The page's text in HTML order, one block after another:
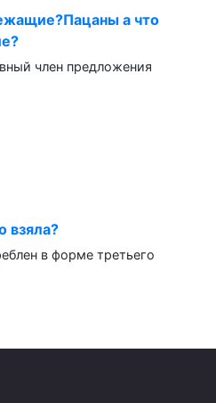
а что
член предложения
взяла?
в форме третьего